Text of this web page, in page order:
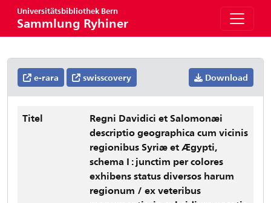
Universitätsbibliothek Bern
Sammlung Ryhiner
e-rara swisscovery Download
Titel
Regni Davidici et Salomonæi
descriptio geographica cum vicinis
regionibus Syriæ et Ægypti,
schema I : junctim per colores
exhibens status diversos harum
regionum / ex veteribus